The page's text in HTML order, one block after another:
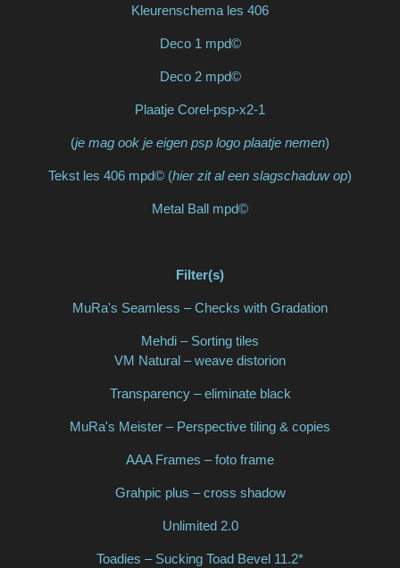
Kleurenschema les 406
Deco 1 mpd©
Deco 2 mpd©
Plaatje Corel-psp-x2-1
(je mag ook je eigen psp logo plaatje nemen)
Tekst les 406 mpd© (hier zit al een slagschaduw op)
Metal Ball mpd©
Filter(s)
MuRa's Seamless – Checks with Gradation
Mehdi – Sorting tiles
VM Natural – weave distorion
Transparency – eliminate black
MuRa's Meister – Perspective tiling & copies
AAA Frames – foto frame
Grahpic plus – cross shadow
Unlimited 2.0
Toadies – Sucking Toad Bevel 11.2*